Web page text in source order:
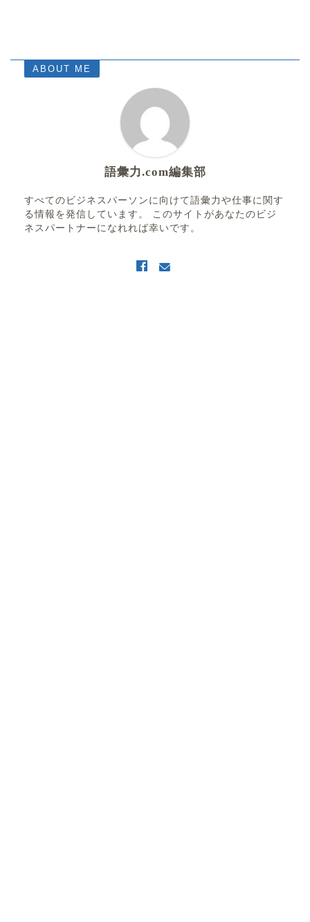
ABOUT ME
語彙力.com編集部
すべてのビジネスパーソンに向けて語彙力や仕事に関す
る情報を発信しています。 このサイトがあなたのビジ
ネスパートナーになれれば幸いです。